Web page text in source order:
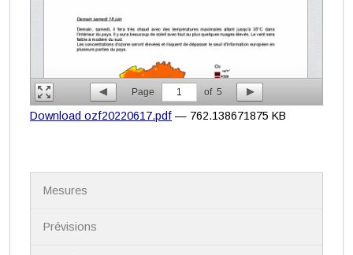
Page 1 of 5
Download ozf20220617.pdf — 762.138671875 KB
Mesures
Prévisions